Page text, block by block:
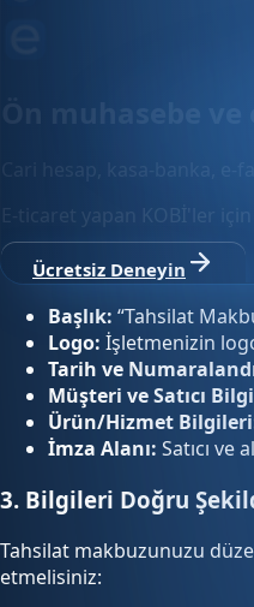
E-ticaret yapan KOBİ'ler
Ücretsiz Deneyin
Başlık: “Tahsilat
Logo: İşletmenizin
Tarih ve
Müşteri ve Satıcı
Ürün/Hizmet
İmza Alanı: Satıcı ve
3. Bilgileri Doğru
Tahsilat makbuzunuzu
etmelisiniz: